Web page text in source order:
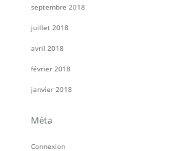
septembre 2018
juillet 2018
avril 2018
février 2018
janvier 2018
Méta
Connexion